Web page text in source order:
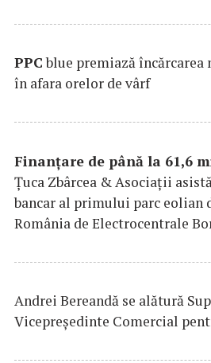
PPCblue premiază
în afara orelor de vârf
Finanțare de până la 61,6
Țuca Zbârcea & Asociații
bancar al primului parc eolian
România de Electrocentrale
Andrei Bereandă se alătură
Vicepreședinte Comercial